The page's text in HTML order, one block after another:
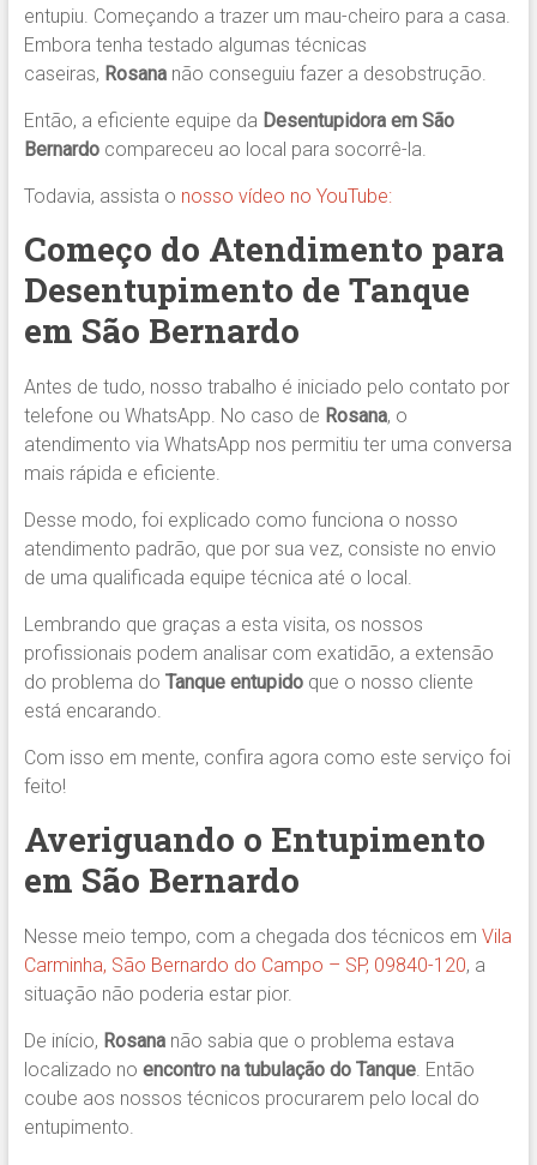
entupiu. Começando a trazer um mau-cheiro para a casa.
Embora tenha testado algumas técnicas
caseiras, Rosananão conseguiu fazer a desobstrução.
Então, a eficiente equipe da Desentupidora em São
Bernardocompareceu ao local para socorrê-la.
Todavia, assista o nosso vídeo no YouTube:
Começo do Atendimento para
Desentupimento de Tanque
em São Bernardo
Antes de tudo, nosso trabalho é iniciado pelo contato por
telefone ou WhatsApp. No caso de Rosana, o
atendimento via WhatsApp nos permitiu ter uma conversa
mais rápida e eficiente.
Desse modo, foi explicado como funciona o nosso
atendimento padrão, que por sua vez, consiste no envio
de uma qualificada equipe técnica até o local.
Lembrando que graças a esta visita, os nossos
profissionais podem analisar com exatidão, a extensão
do problema do Tanque entupido que o nosso cliente
está encarando.
Com isso em mente, confira agora como este serviço foi
feito!
Averiguando o Entupimento
em São Bernardo
Nesse meio tempo, com a chegada dos técnicos em Vila
Carminha, São Bernardo do Campo – SP, 09840-120, a
situação não poderia estar pior.
De início, Rosananão sabia que o problema estava
localizado no encontro na tubulação do Tanque. Então
coube aos nossos técnicos procurarem pelo local do
entupimento.